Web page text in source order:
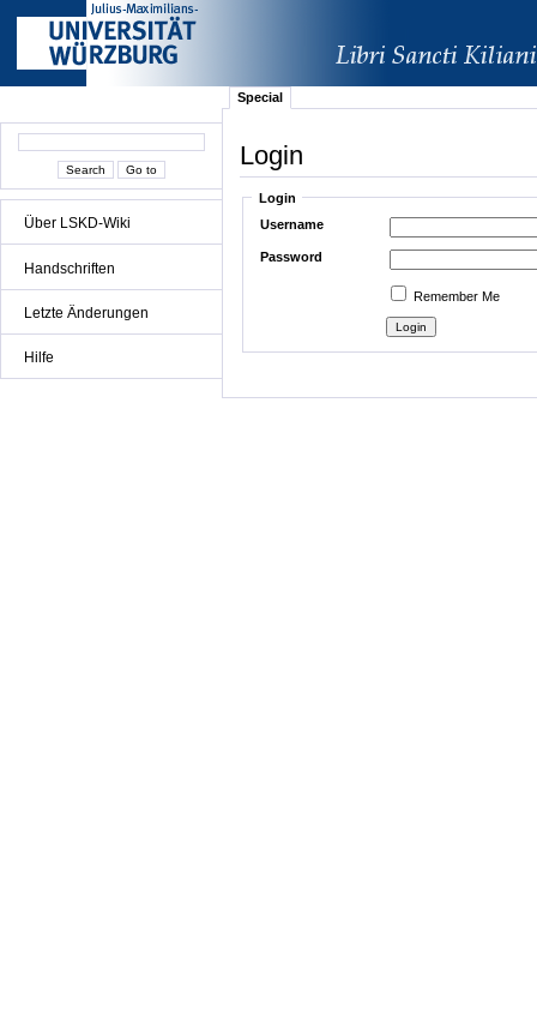
Über LSKD-Wiki
Handschriften
Letzte Änderungen
Hilfe
Special
Login
Login
Username
Password
Remember Me